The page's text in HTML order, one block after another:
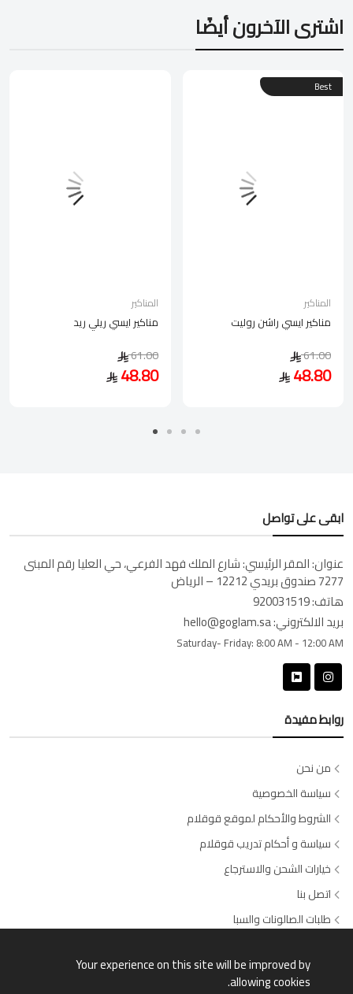
اشترى الآخرون أيضًا
المناكير
مناكير ايسي ريلي ريد
61.00
48.80
Best
المناكير
مناكير ايسي راشن روليت
61.00
48.80
ابقى على تواصل
عنوان:المقر الرئيسي: شارع الملك فهد الفرعي، حي العليا رقم المبنى
7277 صندوق بريدي 12212 – الرياض
هاتف:920031519
بريد الالكتروني:hello@goglam.sa
Saturday- Friday: 8:00 AM - 12:00 AM
روابط مفيدة
من نحن
سياسة الخصوصية
الشروط والأحكام لموقع قوقلام
سياسة و أحكام تدريب قوقلام
خيارات الشحن والاسترجاع
اتصل بنا
طلبات الصالونات والسبا
Your experience on this site will be improved by
allowing cookies.